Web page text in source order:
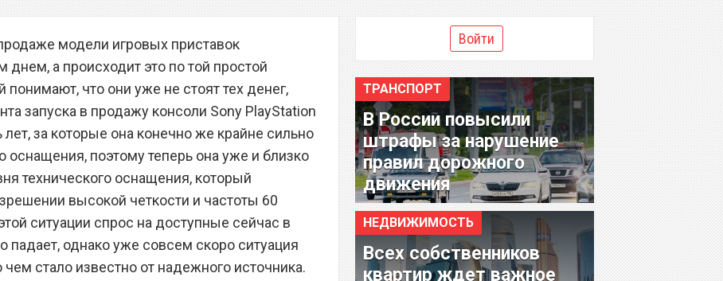
цену приставки
раза
модели игровых приставок
а происходит это по той простой
что они уже не стоят тех денег,
запуска в продажу консоли Sony PlayStation
за которые она конечно же крайне сильно
оснащения, поэтому теперь она уже и близко
технического оснащения, который
высокой четкости и частоты 60
ситуации спрос на доступные сейчас в
падает, однако уже совсем скоро ситуация
стало известно от надежного источника.
Войти
ТРАНСПОРТ
В России повысили
штрафы за нарушение
правил дорожного
движения
НЕДВИЖИМОСТЬ
Всех собственников
квартир ждет важное